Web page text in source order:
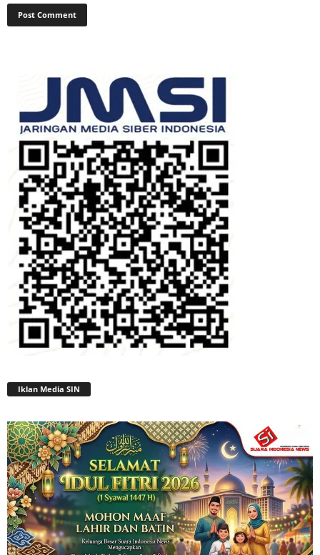
Iklan Media SIN